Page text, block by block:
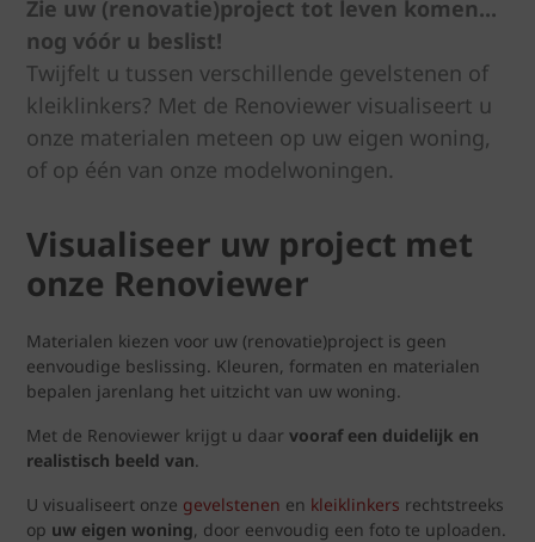
Zie uw (renovatie)project tot leven komen...
nog vóór u beslist!
Twijfelt u tussen verschillende gevelstenen of
kleiklinkers? Met de Renoviewer visualiseert u
onze materialen meteen op uw eigen woning,
of op één van onze modelwoningen.
Visualiseer uw project met
onze Renoviewer
Materialen kiezen voor uw (renovatie)project is geen
eenvoudige beslissing. Kleuren, formaten en materialen
bepalen jarenlang het uitzicht van uw woning.
Met de Renoviewer krijgt u daar vooraf een duidelijk en
realistisch beeld van.
U visualiseert onze gevelstenen en kleiklinkers rechtstreeks
op uw eigen woning, door eenvoudig een foto te uploaden.